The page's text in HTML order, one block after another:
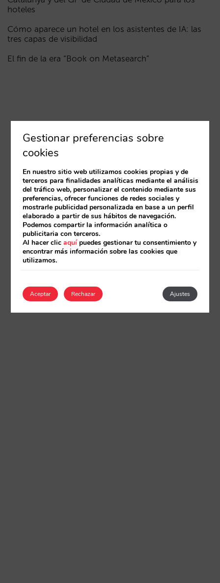
hoteles
Cómo aparece un hotel en los asistentes de IA: las
tres capas de visibilidad
El fin de la era “Book on Metasearch”
Gestionar preferencias sobre
cookies
En nuestro sitio web utilizamos cookies propias y de
terceros para finalidades analíticas mediante el análisis
del tráfico web, personalizar el contenido mediante sus
preferencias, ofrecer funciones de redes sociales y
mostrarle publicidad personalizada en base a un perfil
elaborado a partir de sus hábitos de navegación.
Podemos compartir la información analítica o
publicitaria con terceros.
Al hacer clicaquípuedes gestionar tu consentimiento y
encontrar más información sobre las cookies que
utilizamos.
Aceptar Ajustes
Rechazar